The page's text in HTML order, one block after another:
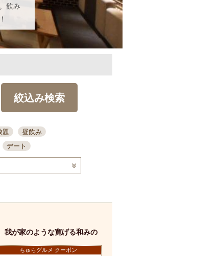
飲み
絞込み検索
題
昼飲み
デート
泡盛
喫煙可
30名
カウンター
飲み会
掘りごたつ
ーポン
我が家のような寛げる和みの
ちゅらグルメ クーポン